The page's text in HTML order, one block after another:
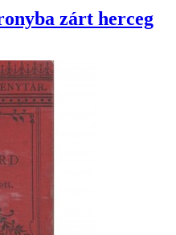
zárt herceg